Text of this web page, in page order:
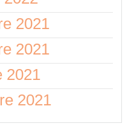
2021
2021
2021
2021